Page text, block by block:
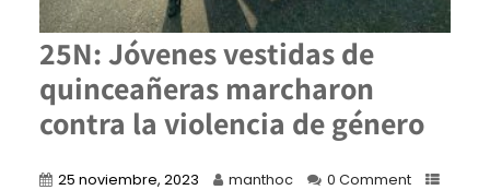
25N: Jóvenes vestidas de
quinceañeras marcharon
contra la violencia de género
25 noviembre, 2023 manthoc
0 Comment